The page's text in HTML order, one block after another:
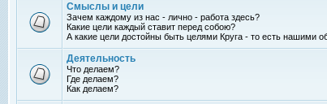
Смыслы и цели
Зачем каждому из нас - лично - работа здесь?
Какие цели каждый ставит перед собою?
А какие цели достойны быть целями Круга - то есть нашими
Деятельность
Что делаем?
Где делаем?
Как делаем?